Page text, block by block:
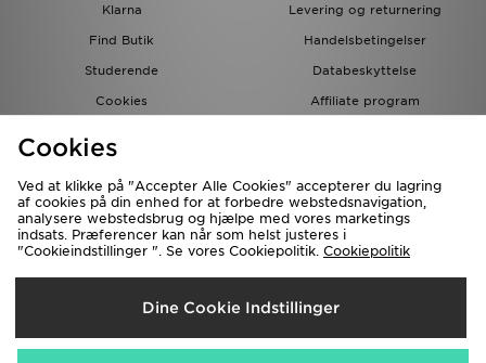
Klarna
Levering og returnering
Find Butik
Handelsbetingelser
Studerende
Databeskyttelse
Cookies
Affiliate program
Forsendelse Til
Danmark
Cookies
Ved at klikke på "Accepter Alle Cookies" accepterer du lagring
af cookies på din enhed for at forbedre webstedsnavigation,
analysere webstedsbrug og hjælpe med vores marketings
indsats. Præferencer kan når som helst justeres i
"Cookieindstillinger ". Se vores Cookiepolitik. Cookiepolitik
Dine Cookie Indstillinger